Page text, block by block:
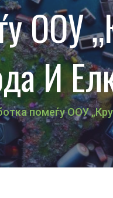
ТРГОВЕЦ
КРАЕН КОРИСНИК
ОПШТИНА
ЗАКОНОДАВСТВО
ООУ
И
помеѓу ООУ